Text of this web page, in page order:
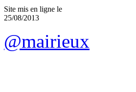
Site mis en ligne le
25/08/2013
@mairieux